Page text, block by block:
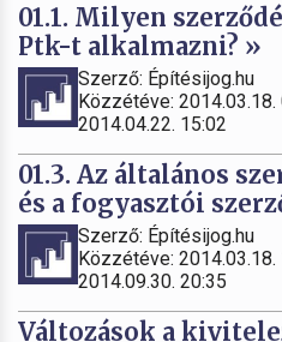
01.1. Milyen
Ptk-t alkalmazni? »
Szerző: Építésijog.hu
Közzétéve:
2014.04.22. 15:02
01.3. Az általános
és a fogyasztói
Szerző: Építésijog.hu
Közzétéve:
2014.09.30. 20:35
Változások a